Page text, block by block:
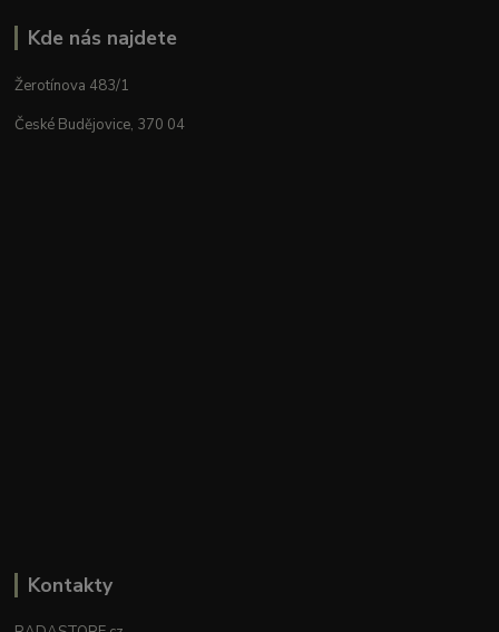
Kde nás najdete
Žerotínova 483/1
České Budějovice, 370 04
Kontakty